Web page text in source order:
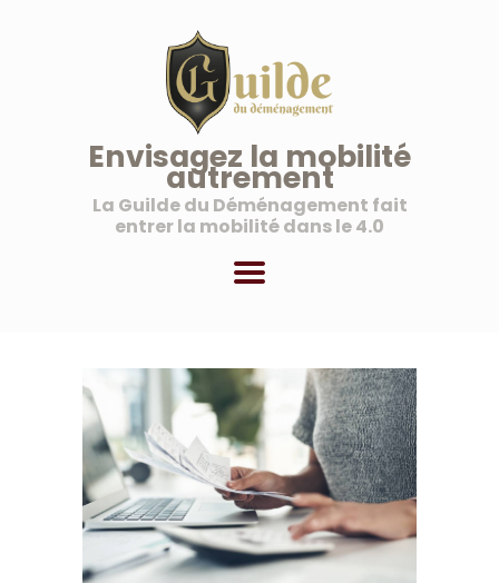
Envisagez la mobilité
autrement
La Guilde du Déménagement fait
entrer la mobilité dans le 4.0
La Guilde du Déménagement
Une nouvelle vision de la mobilité
ACCUEIL
À PROPOS
NOS SERVICES
PROFESSIONNELS
BLOG